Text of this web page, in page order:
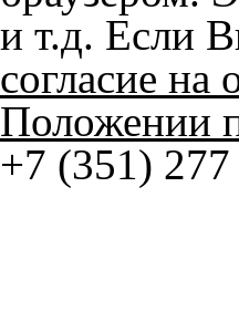
Положении
+7 (351)